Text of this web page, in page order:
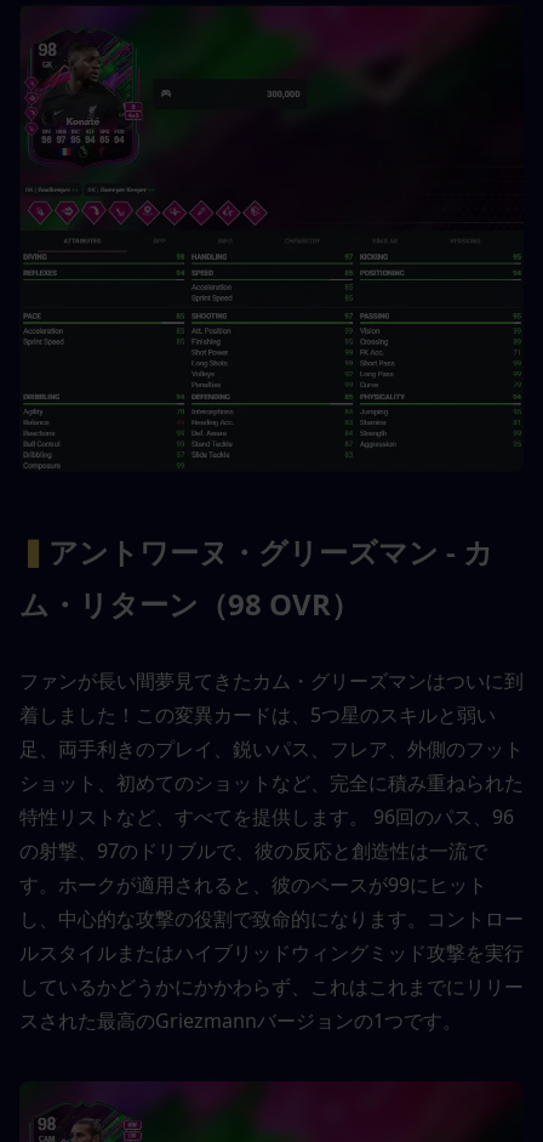
▍ アントワーヌ・グリーズマン - カ
ム・リターン（98 OVR）
ファンが長い間夢見てきたカム・グリーズマンはついに到
着しました！この変異カードは、5つ星のスキルと弱い
足、両手利きのプレイ、鋭いパス、フレア、外側のフット
ショット、初めてのショットなど、完全に積み重ねられた
特性リストなど、すべてを提供します。 96回のパス、96
の射撃、97のドリブルで、彼の反応と創造性は一流で
す。ホークが適用されると、彼のペースが99にヒット
し、中心的な攻撃の役割で致命的になります。コントロー
ルスタイルまたはハイブリッドウィングミッド攻撃を実行
しているかどうかにかかわらず、これはこれまでにリリー
スされた最高のGriezmannバージョンの1つです。